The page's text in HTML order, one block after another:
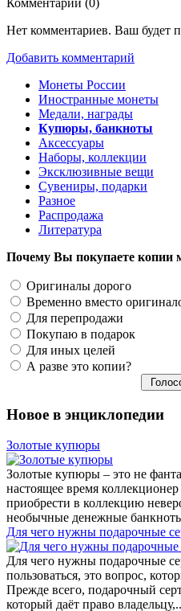
Комментарии (0)
Нет комментариев. Ваш будет
Добавить комментарий
Монеты России
Иностранные монеты
Медали, награды
Купюры, банкноты
Аксессуары
Наборы, коллекции
Эксклюзивные вещи
Сувениры, подарки
Разное
Распродажа
Литература
Почему Вы покупаете копии
Оригиналы дорого
Временно вместо
Для перепродажи
Покупаю в подарок
Для иных целей
А разве это копии?
Новое в энциклопедии
Золотые купюры
Золотые купюры – это не
настоящее время
приобрести в коллекцию
необычные денежные
​Для чего нужны подарочные
Для чего нужны подарочные
пользоваться, это вопрос,
Прежде всего, подарочный
который даёт право